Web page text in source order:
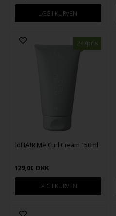
247pris
IdHAIR Me Curl Cream 150ml
129,00 DKK